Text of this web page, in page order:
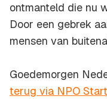
ontmanteld die nu
Door een gebrek
mensen van
Goedemorgen
terug via NPO Start